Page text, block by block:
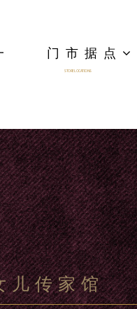
门市据点
STORE LOCATIONS
儿传家馆